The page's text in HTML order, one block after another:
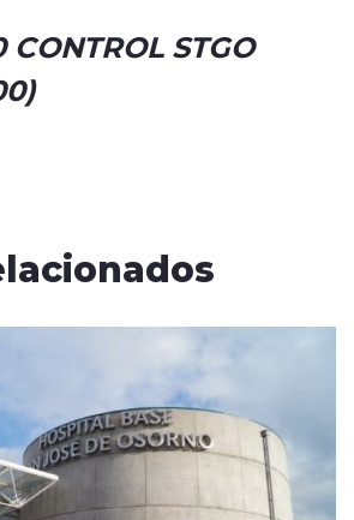
STGO